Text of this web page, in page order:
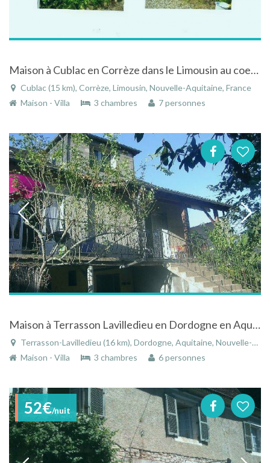
Maison à Cublac en Corrèze dans le Limousin au coeur d'un village typique
Cublac (15 km), Corrèze, Limousin, Nouvelle-Aquitaine, France
Maison - Villa
3 chambres 7 personnes
Maison à Terrasson Lavilledieu en Dordogne en Aquitaine
Terrasson-Lavilledieu (16 km), Dordogne, Aquitaine, Nouvelle-Aquitaine, France
Maison - Villa
3 chambres 6 personnes
52€/nuit